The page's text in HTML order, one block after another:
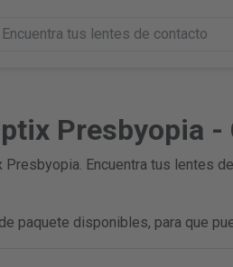
Presbyopia
Encuentra tus lentes
paquete disponibles, para que